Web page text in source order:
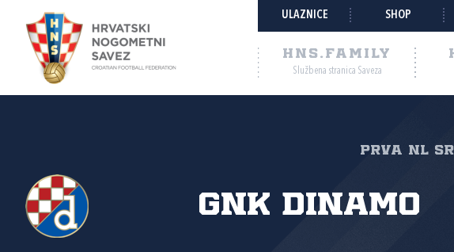
ULAZNICE SHOP
HNS.FAMILY
Službena stranica Saveza
Prva NL
GNK Dinamo